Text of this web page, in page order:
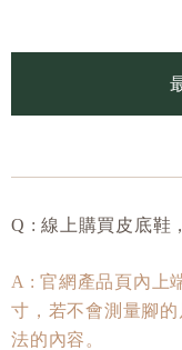
Q : 線上購買皮底鞋
A : 官網產品頁內上
寸，若不會測量腳
法的內容。